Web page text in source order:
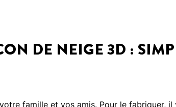
DE NEIGE 3D :
famille et vos amis. Pour le fabriquer, il